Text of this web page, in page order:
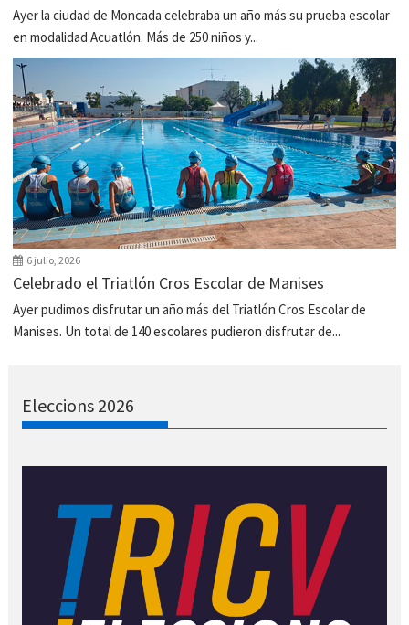
Ayer la ciudad de Moncada celebraba un año más su prueba escolar
en modalidad Acuatlón. Más de 250 niños y...
6 julio, 2026
Celebrado el Triatlón Cros Escolar de Manises
Ayer pudimos disfrutar un año más del Triatlón Cros Escolar de
Manises. Un total de 140 escolares pudieron disfrutar de...
Eleccions 2026